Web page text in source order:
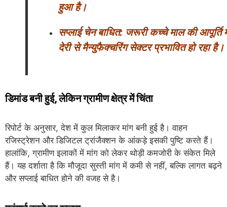
हुआ है।
सप्लाई चेन बाधित: जरूरी कच्चे माल की आपूर्ति
देरी से मैन्युफैक्चरिंग सेक्टर प्रभावित हो रहा है।
डिमांड बनी हुई, लेकिन ग्रामीण क्षेत्र में चिंता
रिपोर्ट के अनुसार, देश में कुल मिलाकर मांग बनी हुई है। वाहन
रजिस्ट्रेशन और डिजिटल ट्रांजैक्शन के आंकड़े इसकी पुष्टि करते हैं।
हालांकि, ग्रामीण इलाकों में मांग को लेकर थोड़ी कमजोरी के संकेत मिले
हैं। यह दर्शाता है कि मौजूदा सुस्ती मांग में कमी से नहीं, बल्कि लागत बढ़ने
और सप्लाई बाधित होने की वजह से है।